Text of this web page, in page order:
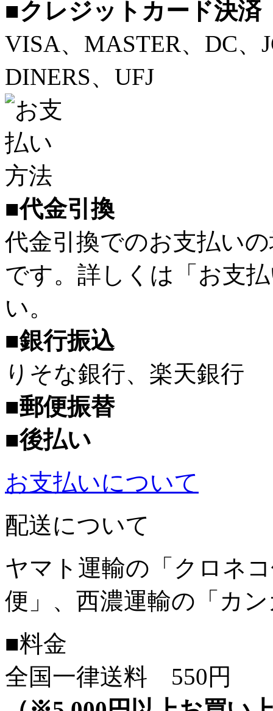
■クレジットカード決済
VISA、MASTER、DC、
DINERS、UFJ
■代金引換
代金引換でのお支払い
です。詳しくは「お支
い。
■銀行振込
りそな銀行、楽天銀行
■郵便振替
■後払い
お支払いについて
配送について
ヤマト運輸の「クロネ
便」、西濃運輸の「カ
■料金
全国一律送料 550円